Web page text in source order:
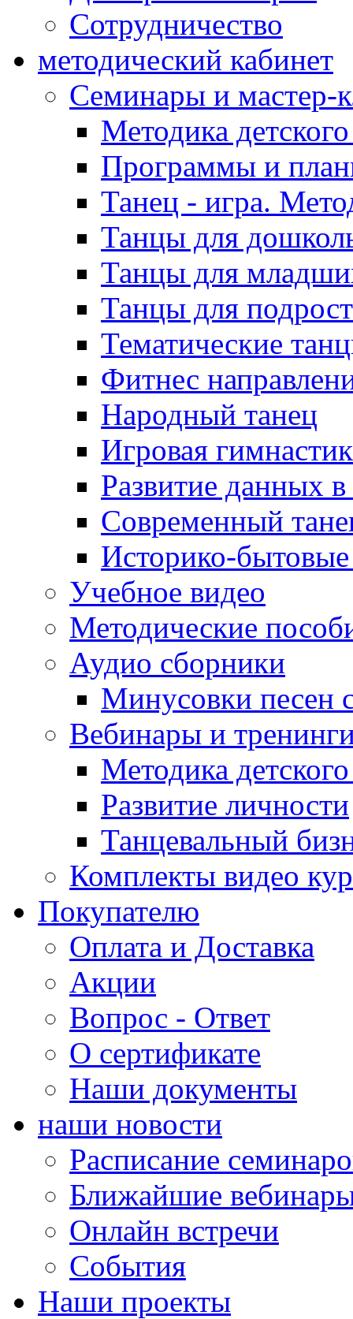
Сотрудничество
методический кабинет
Семинары и мастер-
Методика
Программы и
Танец - игра.
Танцы для
Танцы для
Танцы для
Тематические
Фитнес
Народный танец
Игровая
Развитие данных
Современный
Историко-
Учебное видео
Методические
Аудио сборники
Минусовки песен
Вебинары и
Методика
Развитие личности
Танцевальный
Комплекты видео
Покупателю
Оплата и Доставка
Акции
Вопрос - Ответ
О сертификате
Наши документы
наши новости
Расписание
Ближайшие
Онлайн встречи
События
Наши проекты